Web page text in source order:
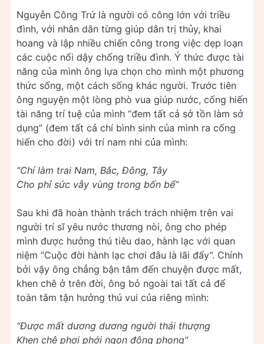
Nguyễn Công Trứ là người có công lớn với triều
đình, với nhân dân từng giúp dân trị thủy, khai
hoang và lập nhiều chiến công trong việc dẹp loạn
các cuộc nổi dậy chống triều đình. Ý thức được tài
năng của mình ông lựa chọn cho mình một phương
thức sống, một cách sống khác người. Trước tiên
ông nguyện một lòng phò vua giúp nước, cống hiến
tài năng trí tuệ của mình “đem tất cả sở tồn làm sở
dụng” (đem tất cả chí bình sinh của mình ra cống
hiến cho đời) với trí nam nhi của mình:
“Chí làm trai Nam, Bắc, Đông, Tây
Cho phỉ sức vẫy vùng trong bốn bể”
Sau khi đã hoàn thành trách trách nhiệm trên vai
người trí sĩ yêu nước thương nòi, ông cho phép
mình được hưởng thú tiêu dao, hành lạc với quan
niệm “Cuộc đời hành lạc chơi đâu là lãi đấy”. Chính
bởi vậy ông chẳng bận tâm đến chuyện được mất,
khen chê ở trên đời, ông bỏ ngoài tai tất cả để
toàn tâm tận hưởng thú vui của riêng mình:
“Được mất dương dương người thái thượng
Khen chê phơi phới ngọn đông phong”